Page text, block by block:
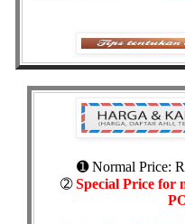
➊ Normal Price:
➁Special Price for